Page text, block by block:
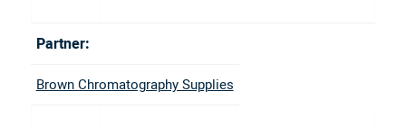
KITPACK®, 100 stuks.
Partner:
Brown Chromatography Supplies